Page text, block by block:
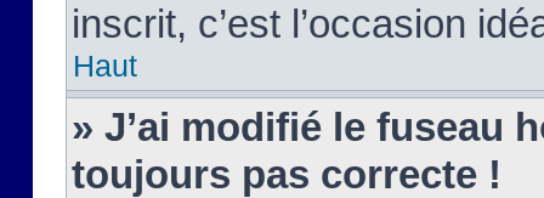
inscrit, c’est l’occasion
Haut
» J’ai modifié le fuseau
toujours pas correcte !